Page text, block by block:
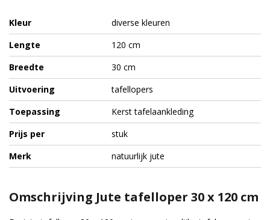
Kleur
diverse kleuren
Lengte
120 cm
Breedte
30 cm
Uitvoering
tafellopers
Toepassing
Kerst tafelaankleding
Prijs per
stuk
Merk
natuurlijk jute
Omschrijving Jute tafelloper 30 x 120 cm